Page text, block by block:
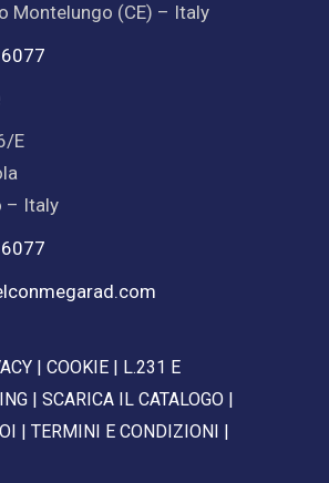
Montelungo (CE) – Italy
E
– Italy
|COOKIE | L.231 E
|SCARICA IL CATALOGO |
|TERMINI E CONDIZIONI |